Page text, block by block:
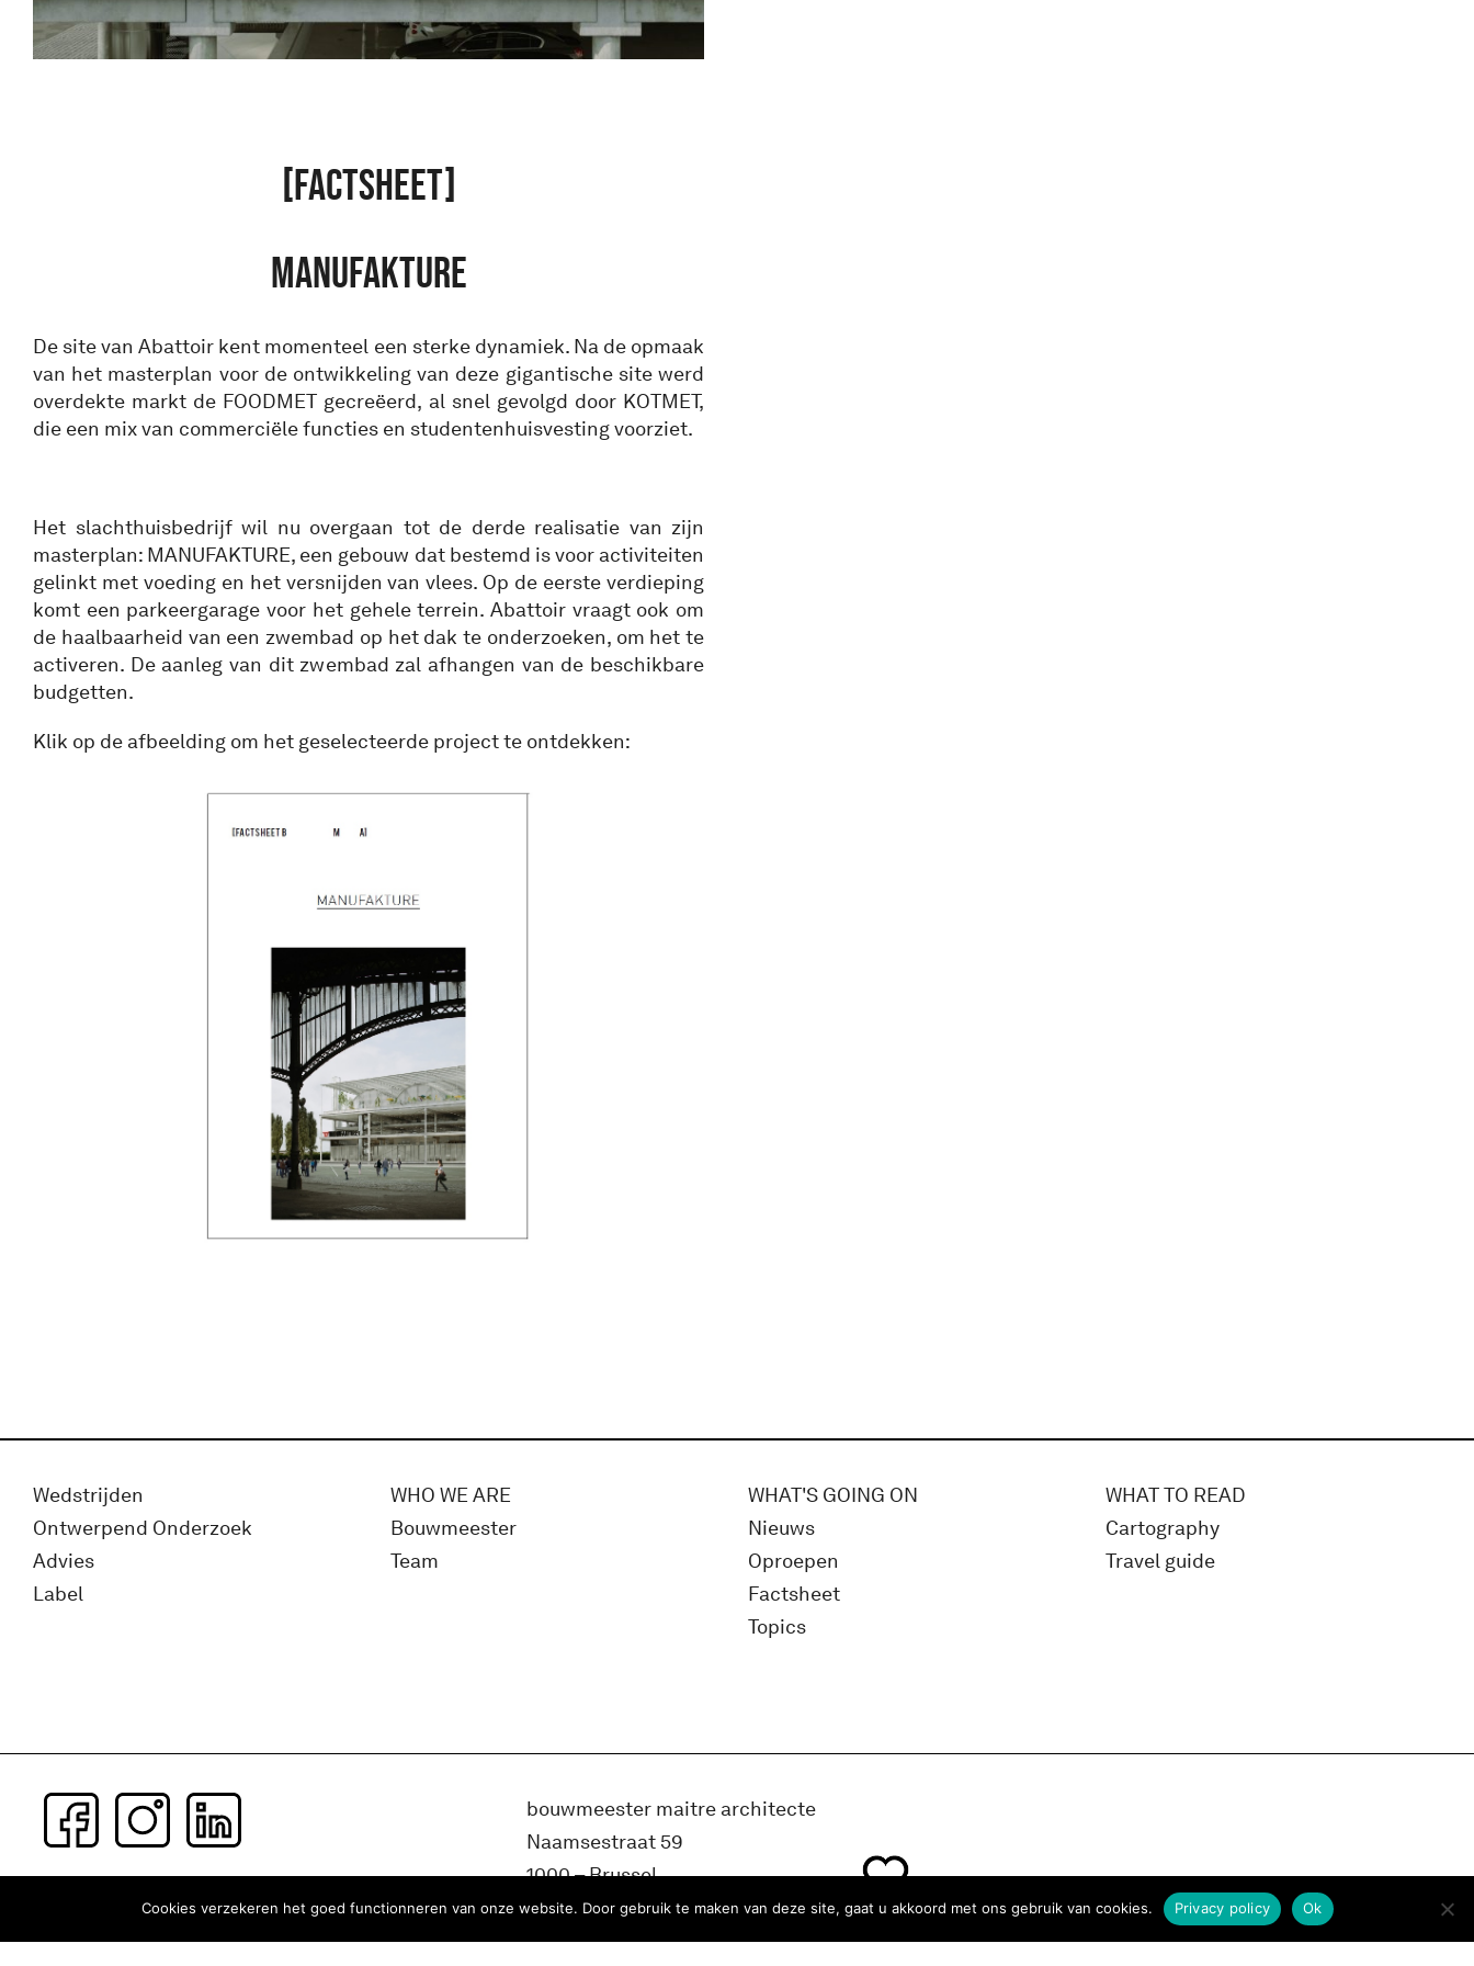
[FACTSHEET]
MANUFAKTURE
De site van Abattoir kent momenteel een sterke dynamiek. Na de opmaak
van het masterplan voor de ontwikkeling van deze gigantische site werd
overdekte markt de FOODMET gecreëerd, al snel gevolgd door KOTMET,
die een mix van commerciële functies en studentenhuisvesting voorziet.
Het slachthuisbedrijf wil nu overgaan tot de derde realisatie van zijn
masterplan: MANUFAKTURE, een gebouw dat bestemd is voor activiteiten
gelinkt met voeding en het versnijden van vlees. Op de eerste verdieping
komt een parkeergarage voor het gehele terrein. Abattoir vraagt ook om
de haalbaarheid van een zwembad op het dak te onderzoeken, om het te
activeren. De aanleg van dit zwembad zal afhangen van de beschikbare
budgetten.
Klik op de afbeelding om het geselecteerde project te ontdekken:
Wedstrijden
Ontwerpend Onderzoek
Advies
Label
WHO WE ARE
Bouwmeester
Team
WHAT'S GOING ON
Nieuws
Oproepen
Factsheet
Topics
WHAT TO READ
Cartography
Travel guide
Subscribe to our newsletter
bouwmeester maitre architecte
Naamsestraat 59
1000 – Brussel
België
Cookies verzekeren het goed functionneren van onze website. Door gebruik te maken van deze site, gaat u akkoord met ons gebruik van cookies. Ok
Privacy policy